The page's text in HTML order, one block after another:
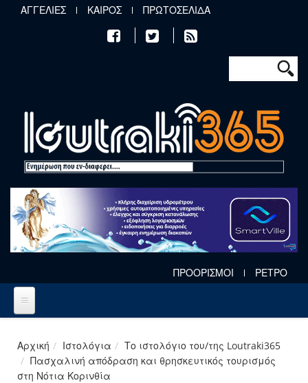
Παράκαμψη προς το κυρίως περιεχόμενο
ΑΓΓΕΛΙΕΣ ΚΑΙΡΟΣ ΠΡΩΤΟΣΕΛΙΔΑ
Φόρμα
Αναζήτηση
ΠΡΟΟΡΙΣΜΟΙ ΡΕΤΡΟ
Αρχική Ιστολόγια
Το ιστολόγιο του/της Loutraki365
Πασχαλινή απόδραση και θρησκευτικός τουρισμός
στη Νότια Κορινθία